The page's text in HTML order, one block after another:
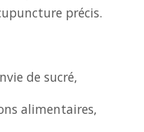
précis.
de sucré,
alimentaires,